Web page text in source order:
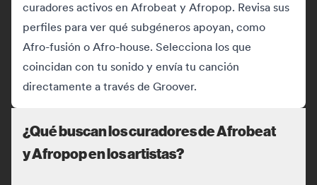
curadores activos en Afrobeat y Afropop. Revisa sus
perfiles para ver qué subgéneros apoyan, como
Afro-fusión o Afro-house. Selecciona los que
coincidan con tu sonido y envía tu canción
directamente a través de Groover.
¿Qué buscan los curadores de Afrobeat
y Afropop en los artistas?